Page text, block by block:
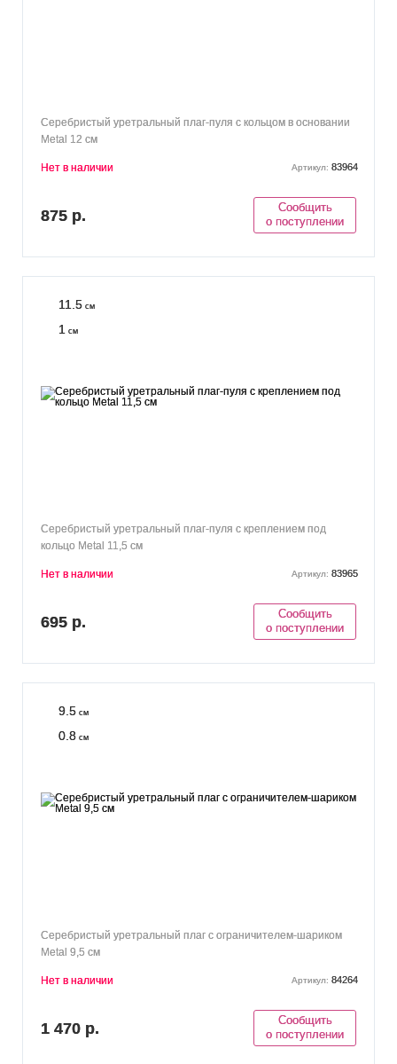
Серебристый уретральный плаг-пуля с кольцом в основании
Metal 12 см
Нет в наличии Артикул: 83964
875 р.
Сообщить
о поступлении
11.5 см
1 см
Серебристый уретральный плаг-пуля с креплением под
кольцо Metal 11,5 см
Нет в наличии Артикул: 83965
695 р.
Сообщить
о поступлении
9.5 см
0.8 см
Серебристый уретральный плаг с ограничителем-шариком
Metal 9,5 см
Нет в наличии Артикул: 84264
1 470 р.
Сообщить
о поступлении